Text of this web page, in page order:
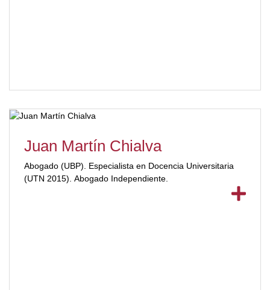
Juan Martín Chialva
Abogado (UBP). Especialista en Docencia Universitaria
(UTN 2015). Abogado Independiente.